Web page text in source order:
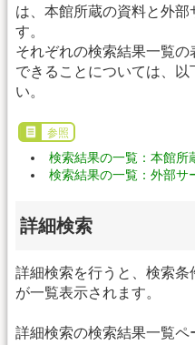
は、本館所蔵の資料と外部
す。
それぞれの検索結果一覧
できることについては、
い。
参照
検索結果の一覧：本館所
検索結果の一覧：外部サ
詳細検索
詳細検索を行うと、検索
が一覧表示されます。
詳細検索の検索結果一覧